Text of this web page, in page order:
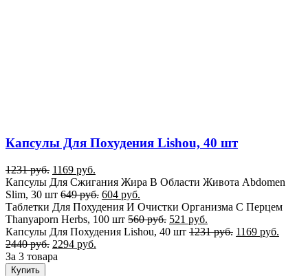
Капсулы Для Похудения Lishou, 40 шт
1231руб. 1169 руб.
Капсулы Для Сжигания Жира В Области Живота Abdomen
Slim, 30 шт 649руб. 604 руб.
Таблетки Для Похудения И Очистки Организма С Перцем
Thanyaporn Herbs, 100 шт 560руб. 521 руб.
Капсулы Для Похудения Lishou, 40 шт 1231руб. 1169 руб.
2440руб. 2294 руб.
За 3 товара
Купить